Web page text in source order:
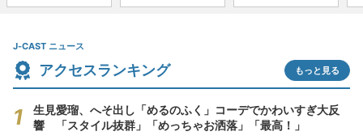
J-CAST ニュース
アクセスランキング もっと見る
生見愛瑠、へそ出し「めるのふく」コーデでかわいすぎ大反
響 「スタイル抜群」「めっちゃお洒落」「最高！」